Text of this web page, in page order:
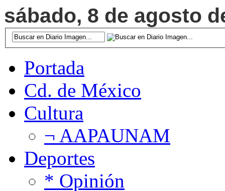
sábado, 8 de agosto
Portada
Cd. de México
Cultura
¬ AAPAUNAM
Deportes
* Opinión